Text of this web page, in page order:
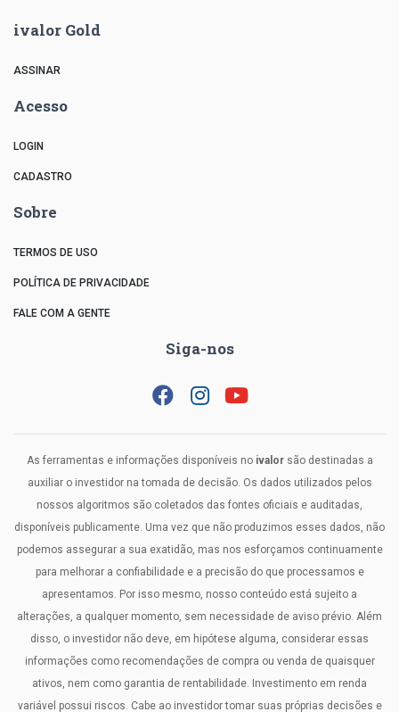
ivalor Gold
ASSINAR
Acesso
LOGIN
CADASTRO
Sobre
TERMOS DE USO
POLÍTICA DE PRIVACIDADE
FALE COM A GENTE
Siga-nos
As ferramentas e informações disponíveis no ivalorsão destinadas a
auxiliar o investidor na tomada de decisão. Os dados utilizados pelos
nossos algoritmos são coletados das fontes oficiais e auditadas,
disponíveis publicamente. Uma vez que não produzimos esses dados, não
podemos assegurar a sua exatidão, mas nos esforçamos continuamente
para melhorar a confiabilidade e a precisão do que processamos e
apresentamos. Por isso mesmo, nosso conteúdo está sujeito a
alterações, a qualquer momento, sem necessidade de aviso prévio. Além
disso, o investidor não deve, em hipótese alguma, considerar essas
informações como recomendações de compra ou venda de quaisquer
ativos, nem como garantia de rentabilidade. Investimento em renda
variável possui riscos. Cabe ao investidor tomar suas próprias decisões e